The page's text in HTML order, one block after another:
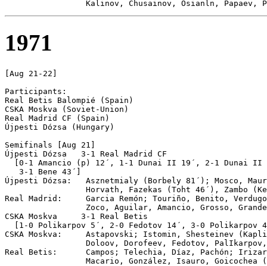
1971
[Aug 21-22]
Participants:
Real Betis Balompié (Spain)
CSKA Moskva (Soviet-Union)
Real Madrid CF (Spain)
Újpesti Dózsa (Hungary)
Semifinals [Aug 21]
Újpesti Dózsa	3-1 Real Madrid CF
[0-1 Amancio (p) 12´, 1-1 Dunai II 19´, 2-1 Dunai
   3-1 Bene 43´]
Újpesti Dózsa:   Asznetmialy (Borbely 81´); Mosco,
Horvath, Fazekas (Toht 46´), Zambo
Real Madrid:     Garcia Remón; Touriño, Benito,
Zoco, Aguilar, Amancio, Grosso,
CSKA Moskva	3-1 Real Betis
[1-0 Polikarpov 5´, 2-0 Fedotov 14´, 3-0 Polikarpov
CSKA Moskva:     Astapovski; Istomin, Shesteinev
Doloov, Dorofeev, Fedotov,
Real Betis:      Campos; Telechia, Díaz, Pachón;
Macario, González, Isauro, Goicochea